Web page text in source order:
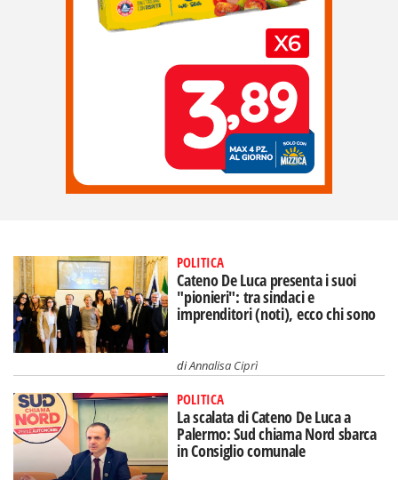
POLITICA
Cateno De Luca presenta i suoi
"pionieri": tra sindaci e
imprenditori (noti), ecco chi sono
diAnnalisa Ciprì
POLITICA
La scalata di Cateno De Luca a
Palermo: Sud chiama Nord sbarca
in Consiglio comunale